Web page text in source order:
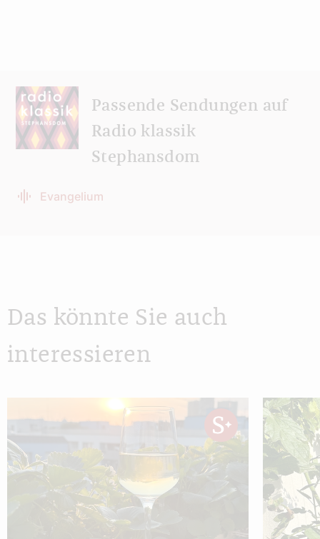
Passende Sendungen auf
Radio klassik
Stephansdom
Evangelium
Das könnte Sie auch
interessieren